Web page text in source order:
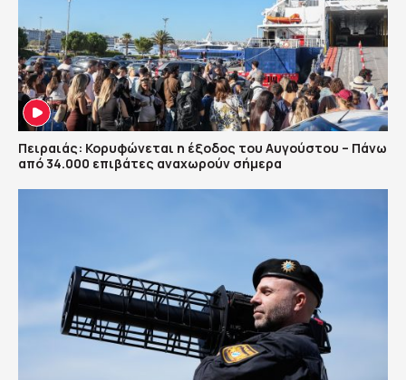
Πειραιάς: Κορυφώνεται η έξοδος του Αυγούστου – Πάνω
από 34.000 επιβάτες αναχωρούν σήμερα